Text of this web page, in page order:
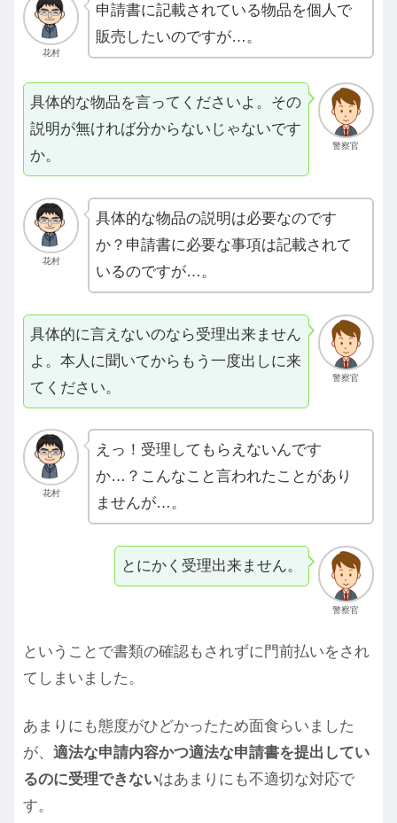
花村
申請書に記載されている物品を個人で
販売したいのですが…。
警察官
具体的な物品を言ってくださいよ。その
説明が無ければ分からないじゃないです
か。
花村
具体的な物品の説明は必要なのです
か？申請書に必要な事項は記載されて
いるのですが…。
警察官
具体的に言えないのなら受理出来ません
よ。本人に聞いてからもう一度出しに来
てください。
花村
えっ！受理してもらえないんです
か…？こんなこと言われたことがあり
ませんが…。
警察官
とにかく受理出来ません。
ということで書類の確認もされずに門前払いをされ
てしまいました。
あまりにも態度がひどかったため面食らいました
が、 適法な申請内容かつ適法な申請書を提出してい
るのに受理できないはあまりにも不適切な対応で
す。